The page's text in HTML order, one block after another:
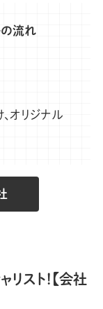
の流れ
オリジナル
リスト！【会社